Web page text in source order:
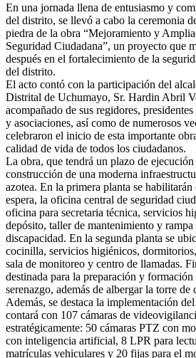
En una jornada llena de entusiasmo y
del distrito, se llevó a cabo la ceremonia
piedra de la obra “Mejoramiento y
Seguridad Ciudadana”, un proyecto que
después en el fortalecimiento de la
del distrito.
El acto contó con la participación del
Distrital de Uchumayo, Sr. Hardin Abril
acompañado de sus regidores,
y asociaciones, así como de numerosos
celebraron el inicio de esta importante
calidad de vida de todos los ciudadanos.
La obra, que tendrá un plazo de
construcción de una moderna
azotea. En la primera planta se
espera, la oficina central de seguridad
oficina para secretaria técnica, servicios
depósito, taller de mantenimiento y rampa
discapacidad. En la segunda planta se
cocinilla, servicios higiénicos,
sala de monitoreo y centro de llamadas.
destinada para la preparación y
serenazgo, además de albergar la torre de
Además, se destaca la implementación
contará con 107 cámaras de
estratégicamente: 50 cámaras PTZ con
con inteligencia artificial, 8 LPR para
matrículas vehiculares y 20 fijas para el